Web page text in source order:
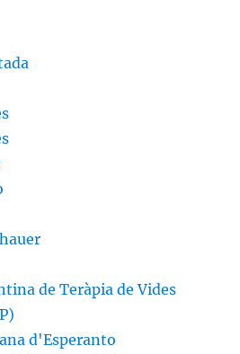
de Teràpia de Vides
d'Esperanto